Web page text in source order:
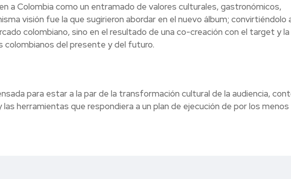
a Colombia como un entramado de valores culturales, gastronómicos,
visión fue la que sugirieron abordar en el nuevo álbum; convirtiéndolo
colombiano, sino en el resultado de una co-creación con el target y la
colombianos del presente y del futuro.
para estar a la par de la transformación cultural de la audiencia,
las herramientas que respondiera a un plan de ejecución de por los menos